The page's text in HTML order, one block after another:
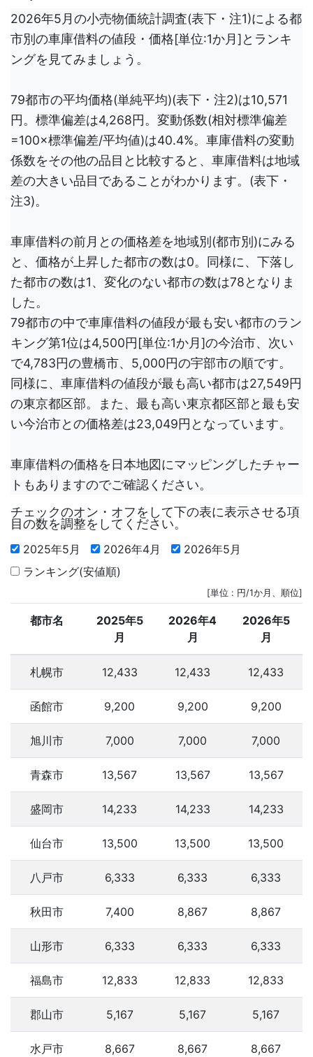
2026年5月の小売物価統計調査(表下・注1)による都
市別の車庫借料の値段・価格[単位:1か月]とランキ
ングを見てみましょう。
79都市の平均価格(単純平均)(表下・注2)は10,571
円。標準偏差は4,268円。変動係数(相対標準偏差
=100×標準偏差/平均値)は40.4%。車庫借料の変動
係数をその他の品目と比較すると、車庫借料は地域
差の大きい品目であることがわかります。(表下・
注3)。
車庫借料の前月との価格差を地域別(都市別)にみる
と、価格が上昇した都市の数は0。同様に、下落し
た都市の数は1、変化のない都市の数は78となりま
した。
79都市の中で車庫借料の値段が最も安い都市のラン
キング第1位は4,500円[単位:1か月]の今治市、次い
で4,783円の豊橋市、5,000円の宇部市の順です。
同様に、車庫借料の値段が最も高い都市は27,549円
の東京都区部。また、最も高い東京都区部と最も安
い今治市との価格差は23,049円となっています。
車庫借料の価格を日本地図にマッピングしたチャー
トもありますのでご確認ください。
チェックのオン・オフをして下の表に表示させる項
目の数を調整をしてください。
2025年5月 2026年4月
2026年5月
ランキング(安値順)
[単位 : 円/1か月、順位]
都市名
2025年5
月
2026年4
月
2026年5
月
札幌市 12,433 12,433 12,433
函館市 9,200 9,200 9,200
旭川市 7,000 7,000 7,000
青森市 13,567 13,567 13,567
盛岡市 14,233 14,233 14,233
仙台市 13,500 13,500 13,500
八戸市 6,333 6,333 6,333
秋田市 7,400 8,867 8,867
山形市 6,333 6,333 6,333
福島市 12,833 12,833 12,833
郡山市 5,167 5,167 5,167
水戸市 8,667 8,667 8,667